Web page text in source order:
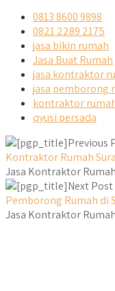
0813 8600 9898
0821 2289 2175
jasa bikin rumah
Jasa Buat Rumah
jasa kontraktor
jasa pemborong
kontraktor
qyusi persada
Previous
Kontraktor Rumah
Jasa Kontraktor Rumah
Next Post
Pemborong Rumah di
Jasa Kontraktor Rumah